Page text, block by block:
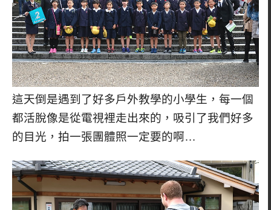
這天倒是遇到了好多戶外教學的小學生，每一個
都活脫像是從電視裡走出來的，吸引了我們好多
的目光，拍一張團體照一定要的啊…